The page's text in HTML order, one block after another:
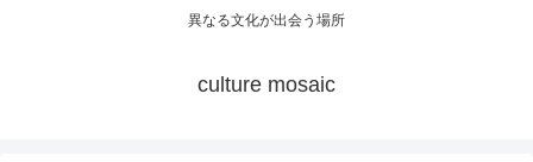
異なる文化が出会う場所
culture mosaic